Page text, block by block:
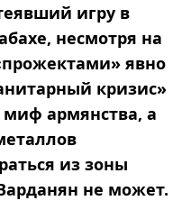
игру в
несмотря на
явно
кризис»
миф армянства, а
из зоны
не может.